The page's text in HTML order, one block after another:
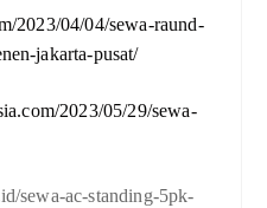
2023/04/04/sewa-raund-
jakarta-pusat/
2023/05/29/sewa-
sewa-ac-standing-5pk-